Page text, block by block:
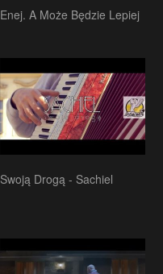
Enej. A Może Będzie Lepiej
Swoją Drogą - Sachiel